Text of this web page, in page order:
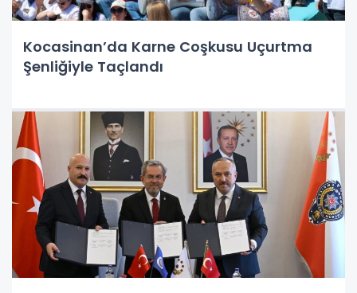
Kocasinan’da Karne Coşkusu Uçurtma
Şenliğiyle Taçlandı